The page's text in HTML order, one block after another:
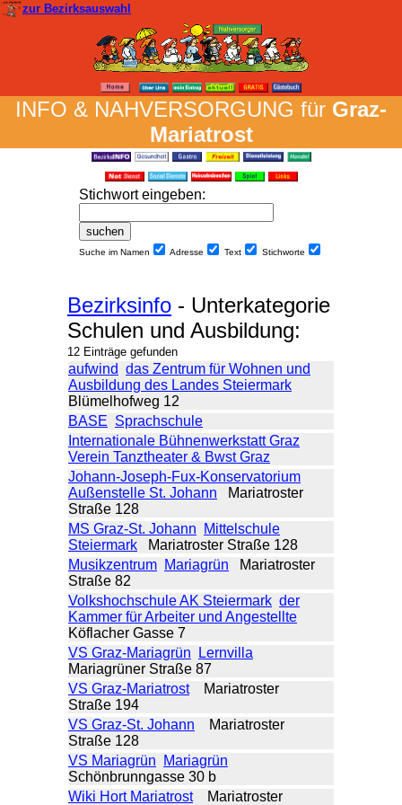
zur Bezirksauswahl
INFO & NAH­VER­SORG­UNG für Graz-
Mariatrost
Stich­wort ein­geben:
Suche im Namen Adresse Text Stich­worte
Bezirksinfo - Unterkategorie
Schulen und Ausbildung:
12 Einträge gefunden
aufwind das Zentrum für Wohnen und
Ausbildung des Landes Steiermark
Blümelhofweg 12
BASE Sprachschule
Internationale Bühnenwerkstatt Graz
Verein Tanztheater & Bwst Graz
Johann-Joseph-Fux-Konservatorium
Außenstelle St. Johann Mariatroster
Straße 128
MS Graz-St. Johann
Mittelschule
Steiermark Mariatroster Straße 128
Musikzentrum Mariagrün Mariatroster
Straße 82
Volkshochschule AK Steiermark der
Kammer für Arbeiter und Angestellte
Köflacher Gasse 7
VS Graz-Mariagrün
Lernvilla
Mariagrüner Straße 87
VS Graz-Mariatrost
Mariatroster
Straße 194
VS Graz-St. Johann
Mariatroster
Straße 128
VS Mariagrün
Mariagrün
Schönbrunngasse 30 b
Wiki Hort Mariatrost
Mariatroster